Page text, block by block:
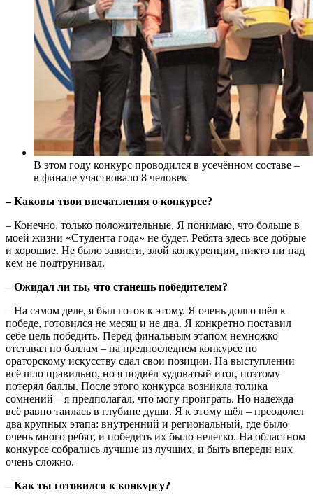
В этом году конкурс проводился в усечённом составе –
в финале участвовало 8 человек
– Каковы твои впечатления о конкурсе?
– Конечно, только положительные. Я понимаю, что больше в
моей жизни «Студента года» не будет. Ребята здесь все добрые
и хорошие. Не было зависти, злой конкуренции, никто ни над
кем не подтрунивал.
– Ожидал ли ты, что станешь победителем?
– На самом деле, я был готов к этому. Я очень долго шёл к
победе, готовился не месяц и не два. Я конкретно поставил
себе цель победить. Перед финальным этапом немножко
отставал по баллам – на предпоследнем конкурсе по
ораторскому искусству сдал свои позиции. На выступлении
всё шло правильно, но я подвёл худоватый итог, поэтому
потерял баллы. После этого конкурса возникла толика
сомнений – я предполагал, что могу проиграть. Но надежда
всё равно таилась в глубине души. Я к этому шёл – преодолел
два крупных этапа: внутренний и региональный, где было
очень много ребят, и победить их было нелегко. На областном
конкурсе собрались лучшие из лучших, и быть впереди них
очень сложно.
– Как ты готовился к конкурсу?